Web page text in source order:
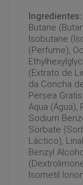
Ingredientes:
Butane
Isobutane
(Perfume),
(Extrato de
da Concha
Persea
Aqua (Água),
Sodium
Sorbate
Láctico),
Benzyl
Isometil